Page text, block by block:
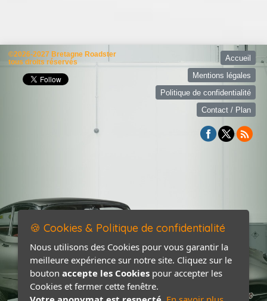
©2026-2027 Bretagne Roadster
tous droits réservés
Accueil
Mentions légales
Politique de confidentialité
Contact / Plan
🍪 Cookies & Politique de confidentialité
Nous utilisons des Cookies pour vous garantir la
meilleure expérience sur notre site. Cliquez sur le
bouton accepte les Cookies pour accepter les
Cookies et fermer cette fenêtre.